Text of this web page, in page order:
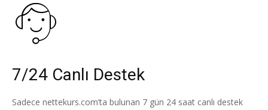
7/24 Canlı Destek
Sadece nettekurs.com’ta bulunan 7 gün 24 saat canlı destek